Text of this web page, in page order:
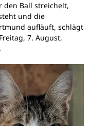
den Ball streichelt,
und die
aufläuft, schlägt
7. August,